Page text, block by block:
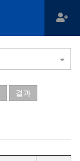
결과